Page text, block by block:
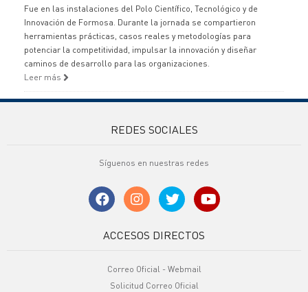
Fue en las instalaciones del Polo Científico, Tecnológico y de
Innovación de Formosa. Durante la jornada se compartieron
herramientas prácticas, casos reales y metodologías para
potenciar la competitividad, impulsar la innovación y diseñar
caminos de desarrollo para las organizaciones.
Leer más
REDES SOCIALES
Síguenos en nuestras redes
ACCESOS DIRECTOS
Correo Oficial - Webmail
Solicitud Correo Oficial